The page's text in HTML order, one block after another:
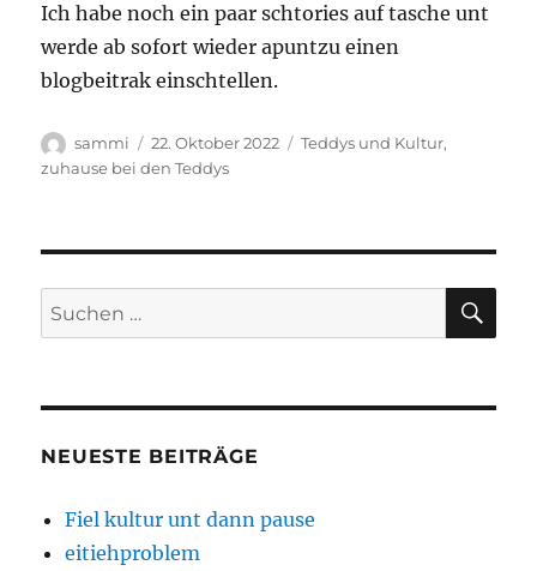
Ich habe noch ein paar schtories auf tasche unt
werde ab sofort wieder apuntzu einen
blogbeitrak einschtellen.
Autor
sammi
Veröffentlicht
am
22. Oktober 2022 Kategorien
Teddys und Kultur,
zuhause bei den Teddys
Suchen
nach:
NEUESTE BEITRÄGE
Fiel kultur unt dann pause
eitiehproblem